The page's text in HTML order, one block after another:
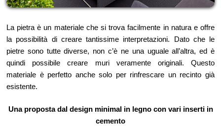
La pietra è un materiale che si trova facilmente in natura e offre
la possibilità di creare tantissime interpretazioni. Dato che le
pietre sono tutte diverse, non c’è ne una uguale all’altra, ed è
quindi possibile creare muri veramente originali. Questo
materiale è perfetto anche solo per rinfrescare un recinto già
esistente.
Una proposta dal design minimal in legno con vari inserti in
cemento